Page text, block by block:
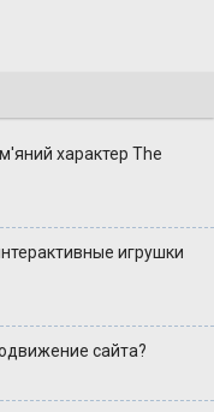
характер The
игрушки
сайта?